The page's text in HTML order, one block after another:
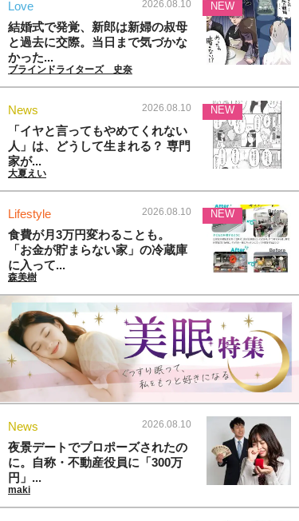
Love 2026.08.10
結婚式で発覚、新郎は新婦の叔母
と過去に交際。当日まで気づかな
かった...
ブラインドライターズ 史奈
NEW
News 2026.08.10
「イヤと言ってもやめてくれない
人」は、どうして生まれる？ 専門
家が...
大夏えい
NEW
Lifestyle 2026.08.10
食費が月3万円変わることも。
「お金が貯まらない家」の冷蔵庫
に入って...
森美樹
NEW
News 2026.08.10
夜景デートでプロポーズされたの
に。自称・不動産役員に「300万
円」...
maki